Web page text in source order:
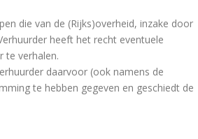
die van de (Rijks)overheid, inzake door
heeft het recht eventuele
te verhalen.
daarvoor (ook namens de
te hebben gegeven en geschiedt de